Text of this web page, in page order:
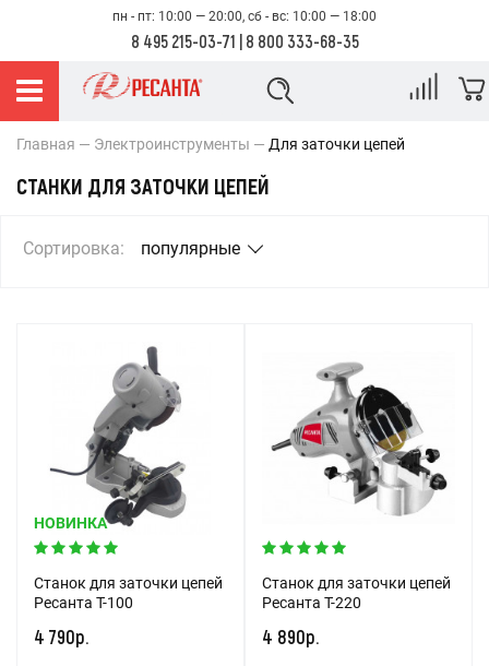
пн - пт: 10:00 — 20:00, сб - вс: 10:00 — 18:00
8 495 215-03-71 | 8 800 333-68-35
Главная Электроинструменты Для заточки цепей
СТАНКИ ДЛЯ ЗАТОЧКИ ЦЕПЕЙ
Сортировка: популярные
НОВИНКА
Станок для заточки цепей
Ресанта Т-100
4 790р.
Станок для заточки цепей
Ресанта Т-220
4 890р.